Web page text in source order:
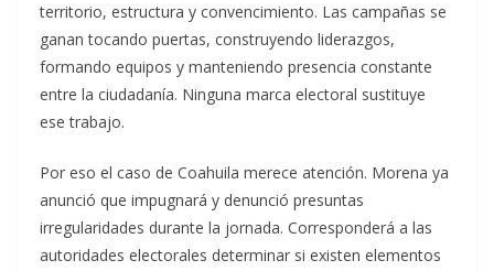
territorio, estructura y convencimiento. Las campañas se
ganan tocando puertas, construyendo liderazgos,
formando equipos y manteniendo presencia constante
entre la ciudadanía. Ninguna marca electoral sustituye
ese trabajo.
Por eso el caso de Coahuila merece atención. Morena ya
anunció que impugnará y denunció presuntas
irregularidades durante la jornada. Corresponderá a las
autoridades electorales determinar si existen elementos